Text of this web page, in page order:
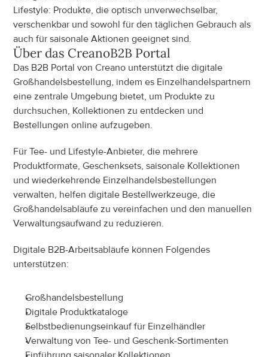
Lifestyle: Produkte, die optisch unverwechselbar,
verschenkbar und sowohl für den täglichen Gebrauch als
auch für saisonale Aktionen geeignet sind.
Über das CreanoB2B Portal
Das B2B Portal von Creano unterstützt die digitale
Großhandelsbestellung, indem es Einzelhandelspartnern
eine zentrale Umgebung bietet, um Produkte zu
durchsuchen, Kollektionen zu entdecken und
Bestellungen online aufzugeben.
Für Tee- und Lifestyle-Anbieter, die mehrere
Produktformate, Geschenksets, saisonale Kollektionen
und wiederkehrende Einzelhandelsbestellungen
verwalten, helfen digitale Bestellwerkzeuge, die
Großhandelsabläufe zu vereinfachen und den manuellen
Verwaltungsaufwand zu reduzieren.
Digitale B2B-Arbeitsabläufe können Folgendes
unterstützen:
Großhandelsbestellung
Digitale Produktkataloge
Selbstbedienungseinkauf für Einzelhändler
Verwaltung von Tee- und Geschenk-Sortimenten